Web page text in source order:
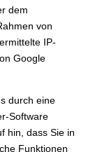
dem
von
IP-
Google
durch eine
Software
hin, dass Sie in
Funktionen